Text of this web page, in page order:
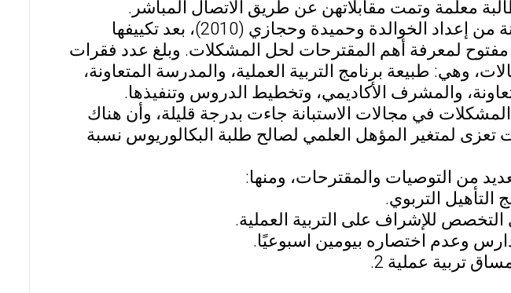
وأما أداة الدراسة فقد تم استخدام استبانة من إعداد الخوالدة وحميدة وحجازي (2010)، بعد تكييفها
لمعرفة أهم المقترحات لحل المشكلات. وبلغ عدد فقرات
مجالات، وهي: طبيعة برنامج التربية العملية، والمدرسة المتعاونة،
والمشرف الأكاديمي، وتخطيط الدروس وتنفيذها.
في مجالات الاستبانة جاءت بدرجة قليلة، وأن هناك
لمتغير المؤهل العلمي لصالح طلبة البكالوريوس نسبة
من التوصيات والمقترحات، ومنها: